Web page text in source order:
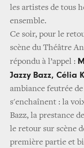
les artistes de tous
ensemble.
Ce soir, pour le
scène du Théâtre
répondu à l’appel :
Jazzy Bazz, Célia
ambiance feutrée
s'enchaînent : la
Bazz, la prestance
le retour sur scène
première partie et